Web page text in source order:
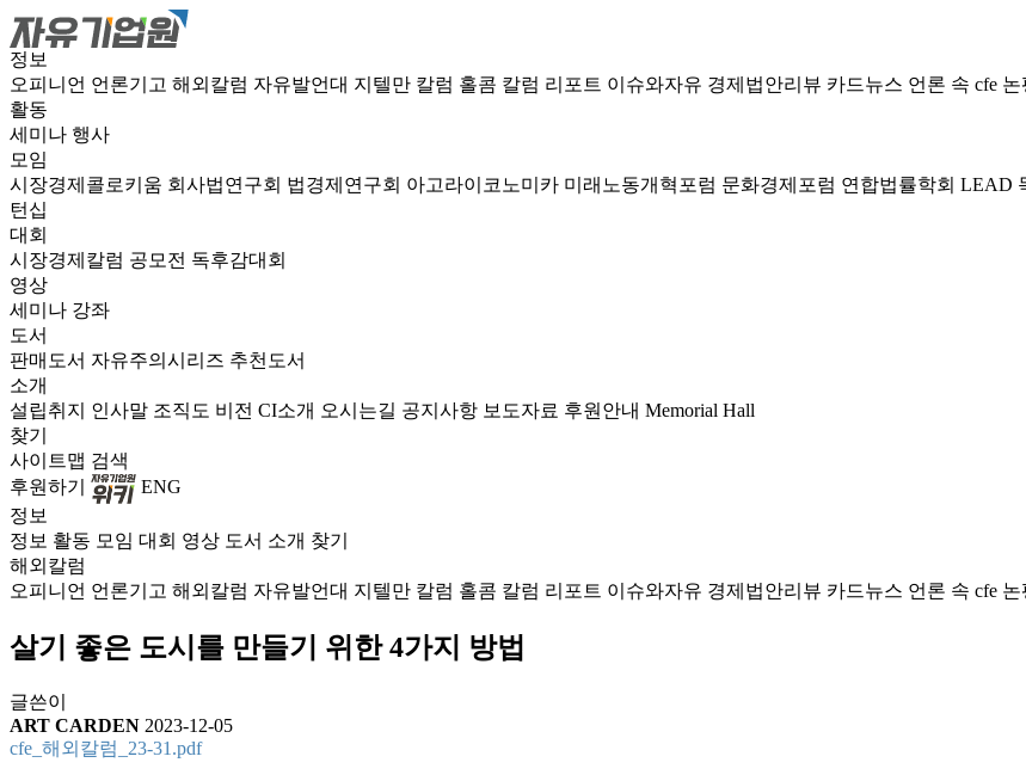
정보
오피니언 언론기고 해외칼럼 자유발언대 지텔만 칼럼 홀콤 칼럼 리포트 이슈와자유 경제법안리뷰 카드뉴스 언론 속 cfe 논
활동
세미나 행사
모임
시장경제콜로키움 회사법연구회 법경제연구회 아고라이코노미카 미래노동개혁포럼 문화경제포럼 연합법률학회 LEAD
턴십
대회
시장경제칼럼 공모전 독후감대회
영상
세미나 강좌
도서
판매도서 자유주의시리즈 추천도서
소개
설립취지 인사말 조직도 비전 CI소개 오시는길 공지사항 보도자료 후원안내 Memorial Hall
찾기
사이트맵 검색
후원하기
ENG
정보
정보 활동 모임 대회 영상 도서 소개 찾기
해외칼럼
오피니언 언론기고 해외칼럼 자유발언대 지텔만 칼럼 홀콤 칼럼 리포트 이슈와자유 경제법안리뷰 카드뉴스 언론 속 cfe 논
살기 좋은 도시를 만들기 위한 4가지 방법
글쓴이
ART CARDEN 2023-12-05
cfe_해외칼럼_23-31.pdf